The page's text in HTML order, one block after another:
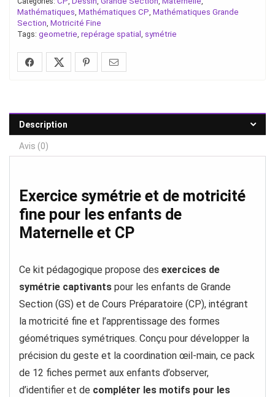
Mathématiques, Mathématiques CP, Mathématiques Grande
Section, Motricité Fine
Tags: geometrie, repérage spatial , symétrie
Description
Avis (0)
Exercice symétrie et de motricité
fine pour les enfants de
Maternelle et CP
Ce kit pédagogique propose des exercices de
symétrie captivants pour les enfants de Grande
Section (GS) et de Cours Préparatoire (CP), intégrant
la motricité fine et l’apprentissage des formes
géométriques symétriques. Conçu pour développer la
précision du geste et la coordination œil-main, ce pack
de 12 fiches permet aux enfants d’observer,
d’identifier et de compléter les motifs pour les